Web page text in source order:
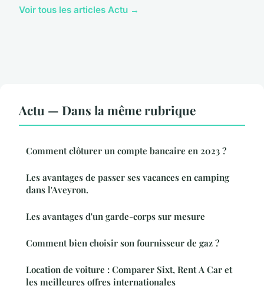
Voir tous les articles Actu →
Actu — Dans la même rubrique
Comment clôturer un compte bancaire en 2023 ?
Les avantages de passer ses vacances en camping
dans l'Aveyron.
Les avantages d'un garde-corps sur mesure
Comment bien choisir son fournisseur de gaz ?
Location de voiture : Comparer Sixt, Rent A Car et
les meilleures offres internationales